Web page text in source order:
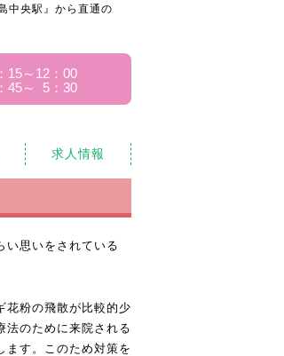
中央駅』から直通の
15～12：00
45～ 5：30
求人情報
思いをされている
花粉の飛散が比較的少
法のために来院される
ます。このため対策を